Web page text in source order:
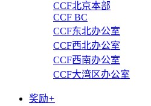
CCF北京本部
CCF BC
CCF东北办公室
CCF西北办公室
CCF西南办公室
CCF大湾区办公室
奖励+